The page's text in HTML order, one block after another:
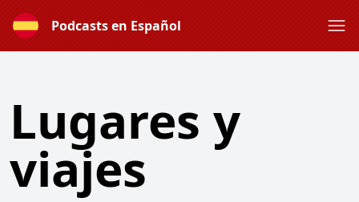
Podcasts en Español
Lugares y
viajes